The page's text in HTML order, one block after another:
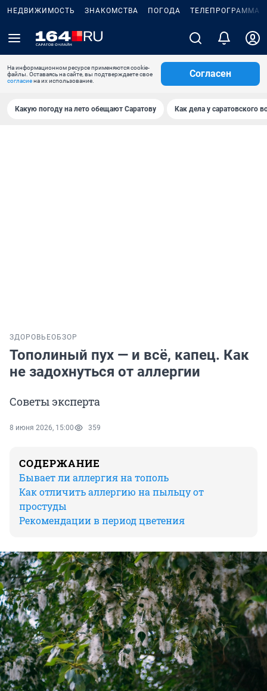
НЕДВИЖИМОСТЬ ЗНАКОМСТВА ПОГОДА ТЕЛЕПРОГРАММА
На информационном ресурсе применяются cookie-
файлы. Оставаясь на сайте, вы подтверждаете свое
согласиена их использование.
Согласен
Какую погоду на лето обещают Саратову Как дела у саратовского
ЗДОРОВЬЕОБЗОР
Тополиный пух — и всё, капец. Как
не задохнуться от аллергии
Советы эксперта
8 июня 2026, 15:00 359
СОДЕРЖАНИЕ
Бывает ли аллергия на тополь
Как отличить аллергию на пыльцу от
простуды
Рекомендации в период цветения